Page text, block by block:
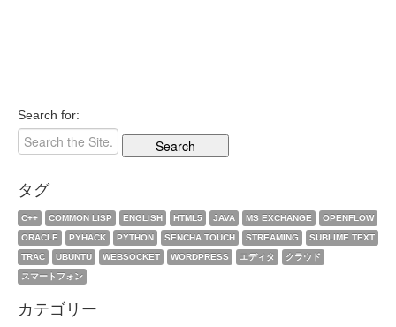
Search for:
タグ
C++ COMMON LISP ENGLISH HTML5 JAVA MS EXCHANGE
OPENFLOW
ORACLE
PYHACK PYTHON SENCHA TOUCH STREAMING
SUBLIME TEXT
TRAC
UBUNTU WEBSOCKET WORDPRESS エディタ
クラウド
スマートフォン
カテゴリー